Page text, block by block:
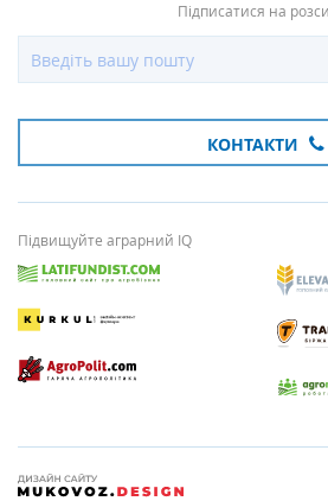
Підписатися на
КОНТАКТИ
Підвищуйте аграрний IQ